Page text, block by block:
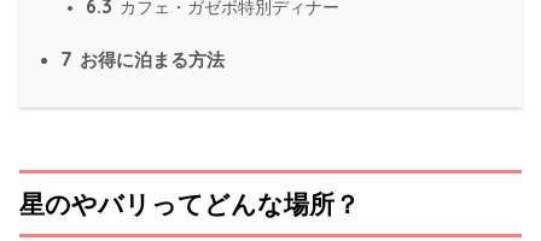
6.3 カフェ・ガゼボ特別ディナー
7 お得に泊まる方法
星のやバリってどんな場所？